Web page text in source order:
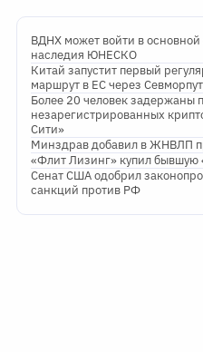
ВДНХ может войти в
наследия ЮНЕСКО
Китай запустит первый
маршрут в ЕС через
Более 20 человек задержаны
незарегистрированных
Сити»
Минздрав добавил в ЖНВЛП
«Флит Лизинг» купил бывшую
Сенат США одобрил
санкций против РФ